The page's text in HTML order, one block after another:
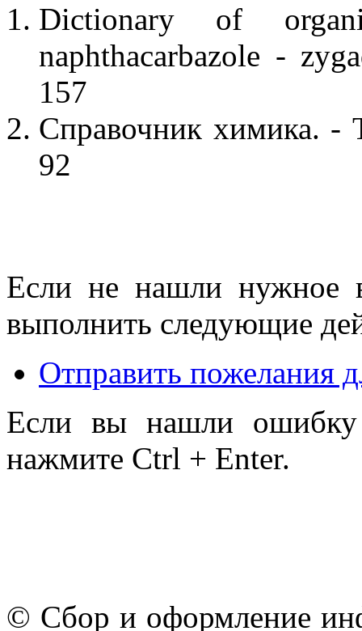
Dictionary of
naphthacarbazole -
157
Справочник химика.
92
Если не нашли нужное
выполнить следующие
Отправить пожелания
Если вы нашли ошибку
нажмите Ctrl + Enter.
© Сбор и оформление